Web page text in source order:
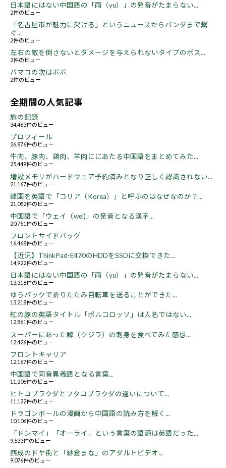
日本語にはない中国語の「雨（yu）」の発音がたまらない...
2件のビュー
「名古屋市が魅力に欠ける」というニュースからパンダまで繋
ぐ...
2件のビュー
左右の敵を倒さないとダメージを与えられないタイプのボス...
2件のビュー
バマコの次はボボ
2件のビュー
全期間の人気記事
旅の記録
34,463件のビュー
プロフィール
26,876件のビュー
牛肉、豚肉、鶏肉、羊肉ににあたる中国語をまとめてみた...
25,449件のビュー
増設メモリがハードウェア予約済みとなり正しく認識されない...
21,167件のビュー
韓国を英語で「コリア（Korea）」と呼ぶのはなぜなのか？...
21,052件のビュー
中国語で「ウェイ（wei)」の発音となる漢字...
20,751件のビュー
フロントサイドバッグ
16,468件のビュー
【近況】ThinkPad-E470のHDDをSSDに交換できた...
14,922件のビュー
日本語にはない中国語の「雨（yu）」の発音がたまらない...
13,318件のビュー
ゆうパックで折りたたみ自転車を送ることができた...
13,218件のビュー
紅の豚の英語タイトル「ポルコロッソ」は人名ではない...
12,861件のビュー
スーパーにあった鯨（クジラ）の刺身を食べてみた感想...
12,426件のビュー
フロントキャリア
12,167件のビュー
中国語で同音異義語となる言葉...
11,206件のビュー
ヒトコブラクダとフタコブラクダの違いについて...
11,122件のビュー
ドラゴンボールの漫画から中国語の読み方を解く...
10,106件のビュー
「ドンマイ」「オーライ」という言葉の語源は英語だった...
9,533件のビュー
西成のドヤ街と「紗倉まな」のアダルトビデオ...
9,076件のビュー